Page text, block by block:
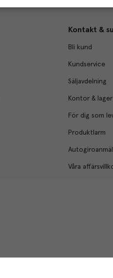
Kontakt &
Bli kund
Kundservice
Säljavdelning
Kontor & lager
För dig som
Produktlarm
Våra